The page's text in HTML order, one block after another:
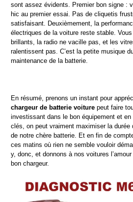
sont assez évidents. Premier bon signe :
hic au premier essai. Pas de cliquetis
satisfaisant. Deuxièmement, la
électriques de la voiture reste stable.
brillants, la radio ne vacille pas, et les
ralentissent pas. C’est la petite musique
maintenance de la batterie.
chargeur de batterie voiture peut faire
investissant dans le bon équipement et
clés, on peut vraiment maximiser la durée
de notre chère batterie. Et en fin de
ces matins où rien ne semble vouloir
y, donc, et donnons à nos voitures
bon chargeur.